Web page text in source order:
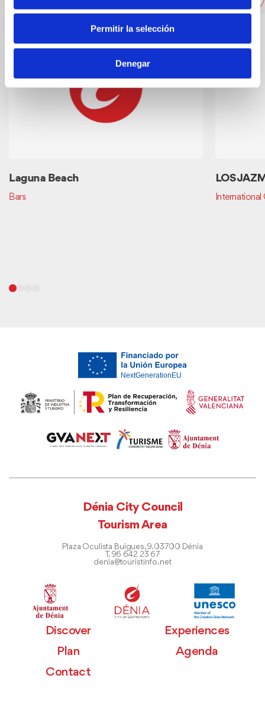
Permitir la selección
Denegar
Laguna Beach
Bars
LOS
International
Dénia City Council
Tourism Area
Plaza Oculista Buigues, 9. 03700 Dénia
T. 96 642 23 67
denia@touristinfo.net
Discover
Experiences
Plan
Agenda
Contact